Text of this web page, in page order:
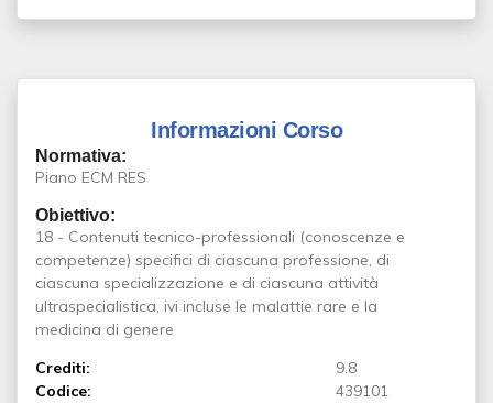
Informazioni Corso
Normativa:
Piano ECM RES
Obiettivo:
18 - Contenuti tecnico-professionali (conoscenze e
competenze) specifici di ciascuna professione, di
ciascuna specializzazione e di ciascuna attività
ultraspecialistica, ivi incluse le malattie rare e la
medicina di genere
Crediti:
9.8
Codice:
439101